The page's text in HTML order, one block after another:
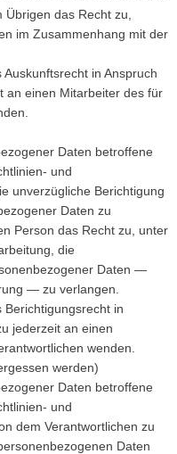
das Recht zu,
im Zusammenhang mit der
in Anspruch
an einen Mitarbeiter des für
Daten betroffene
und
unverzügliche Berichtigung
Daten zu
Person das Recht zu, unter
die
Daten —
— zu verlangen.
in
jederzeit an einen
wenden.
werden)
Daten betroffene
und
dem Verantwortlichen zu
Daten